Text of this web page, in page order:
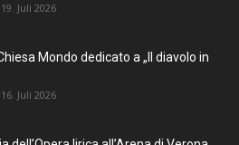
19. Juli 2026
Mondo dedicato a „Il diavolo in
16. Juli 2026